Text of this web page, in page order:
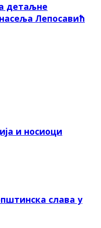
детаљне
Лепосавић
и носиоци
слава у